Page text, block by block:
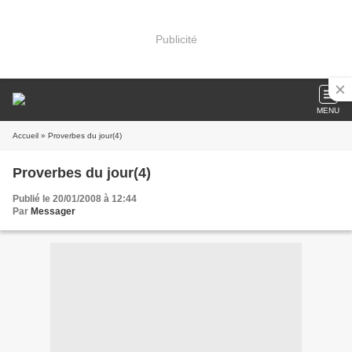
Publicité
MENU
Accueil » Proverbes du jour(4)
Proverbes du jour(4)
Publié le 20/01/2008 à 12:44
Par Messager